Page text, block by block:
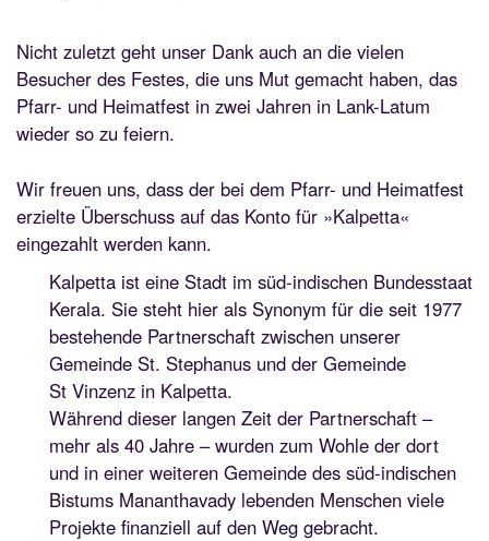
Nicht zuletzt geht unser Dank auch an die vielen
Besucher des Festes, die uns Mut gemacht haben, das
Pfarr- und Heimatfest in zwei Jahren in Lank-Latum
wieder so zu feiern.
Wir freuen uns, dass der bei dem Pfarr- und Heimatfest
erzielte Überschuss auf das Konto für »Kalpetta«
eingezahlt werden kann.
Kalpetta ist eine Stadt im süd-indischen Bundesstaat
Kerala. Sie steht hier als Synonym für die seit 1977
bestehende Partnerschaft zwischen unserer
Gemeinde St. Stephanus und der Gemeinde
St Vinzenz in Kalpetta.
Während dieser langen Zeit der Partnerschaft –
mehr als 40 Jahre – wurden zum Wohle der dort
und in einer weiteren Gemeinde des süd-indischen
Bistums Mananthavady lebenden Menschen viele
Projekte finanziell auf den Weg gebracht.